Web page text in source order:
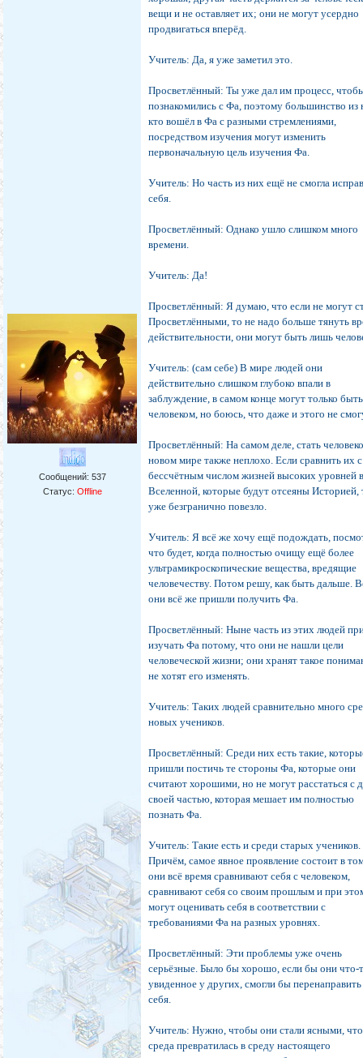
Сообщений: 537
Статус: Offline
вещи и не оставляет их; они не могут усердно
продвигаться вперёд.
Учитель: Да, я уже заметил это.
Просветлённый: Ты уже дал им процесс,
познакомились с Фа, поэтому большинство из
кто вошёл в Фа с разными стремлениями,
посредством изучения могут изменить
первоначальную цель изучения Фа.
Учитель: Но часть из них ещё не смогла
себя.
Просветлённый: Однако ушло слишком много
времени.
Учитель: Да!
Просветлённый: Я думаю, что если не могут
Просветлёнными, то не надо больше тянуть
действительности, они могут быть лишь
Учитель: (сам себе) В мире людей они
действительно слишком глубоко впали в
заблуждение, в самом конце могут только быть
человеком, но боюсь, что даже и этого не
Просветлённый: На самом деле, стать
новом мире также неплохо. Если сравнить их с
бессчётным числом жизней высоких уровней
Вселенной, которые будут отсеяны Историей,
уже безгранично повезло.
Учитель: Я всё же хочу ещё подождать,
что будет, когда полностью очищу ещё более
ультрамикроскопические вещества, вредящие
человечеству. Потом решу, как быть дальше.
они всё же пришли получить Фа.
Просветлённый: Ныне часть из этих людей
изучать Фа потому, что они не нашли цели
человеческой жизни; они хранят такое
не хотят его изменять.
Учитель: Таких людей сравнительно много
новых учеников.
Просветлённый: Среди них есть такие,
пришли постичь те стороны Фа, которые они
считают хорошими, но не могут расстаться с
своей частью, которая мешает им полностью
познать Фа.
Учитель: Такие есть и среди старых учеников.
Причём, самое явное проявление состоит в
они всё время сравнивают себя с человеком,
сравнивают себя со своим прошлым и при
могут оценивать себя в соответствии с
требованиями Фа на разных уровнях.
Просветлённый: Эти проблемы уже очень
серьёзные. Было бы хорошо, если бы они что-
увиденное у других, смогли бы
себя.
Учитель: Нужно, чтобы они стали ясными,
среда превратилась в среду настоящего